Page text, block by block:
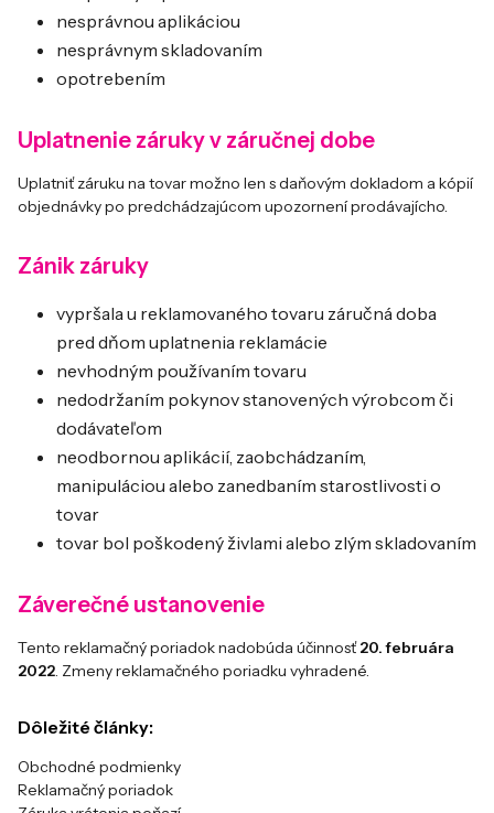
nesprávnou aplikáciou
nesprávnym skladovaním
opotrebením
Uplatnenie záruky v záručnej dobe
Uplatniť záruku na tovar možno len s daňovým dokladom a kópií
objednávky po predchádzajúcom upozornení prodávajícho.
Zánik záruky
vypršala u reklamovaného tovaru záručná doba
pred dňom uplatnenia reklamácie
nevhodným používaním tovaru
nedodržaním pokynov stanovených výrobcom či
dodávateľom
neodbornou aplikácií, zaobchádzaním,
manipuláciou alebo zanedbaním starostlivosti o
tovar
tovar bol poškodený živlami alebo zlým skladovaním
Záverečné ustanovenie
Tento reklamačný poriadok nadobúda účinnosť20. februára
2022 . Zmeny reklamačného poriadku vyhradené.
Dôležité články:
Obchodné podmienky
Reklamačný poriadok